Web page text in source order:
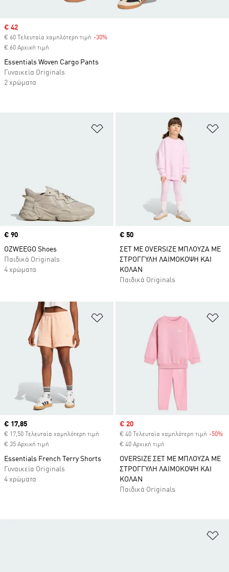
Προσθήκη στη Λίστα Επιθυμιών
Price
€ 90
OZWEEGO Shoes
Παιδικά Originals
4 χρώματα
Price
€ 50
ΣΕΤ ΜΕ OVERSIZE ΜΠΛΟΥΖΑ ΜΕ
ΣΤΡΟΓΓΥΛΗ ΛΑΙΜΟΚΟΨΗ ΚΑΙ
ΚΟΛΑΝ
Παιδικά Originals
Προσθήκη στη Λίστα Επιθυμιών
Current price
€ 17,85
€ 17,50 Τελευταία χαμηλότερη τιμή
€ 35 Αρχική τιμή
Essentials French Terry Shorts
Γυναικεία Originals
4 χρώματα
Sale price
€ 20
€ 40 Τελευταία χαμηλότερη τιμή -50%
€ 40 Αρχική τιμή
OVERSIZE ΣΕΤ ΜΕ ΜΠΛΟΥΖΑ ΜΕ
ΣΤΡΟΓΓΥΛΗ ΛΑΙΜΟΚΟΨΗ ΚΑΙ
ΚΟΛΑΝ
Παιδικά Originals
Sale price
€ 42
€ 60 Τελευταία χαμηλότερη τιμή -30%
€ 60 Αρχική τιμή
Essentials Woven Cargo Pants
Γυναικεία Originals
2 χρώματα